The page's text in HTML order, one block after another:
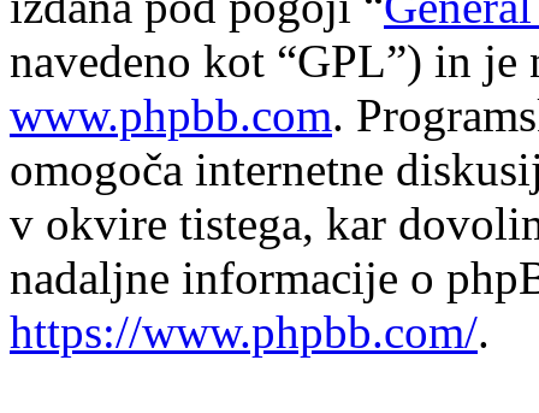
navedeno kot “GPL”) in
www.phpbb.com.
omogoča internetne
v okvire tistega, kar
nadaljne informacije o
https://www.phpbb.com/.